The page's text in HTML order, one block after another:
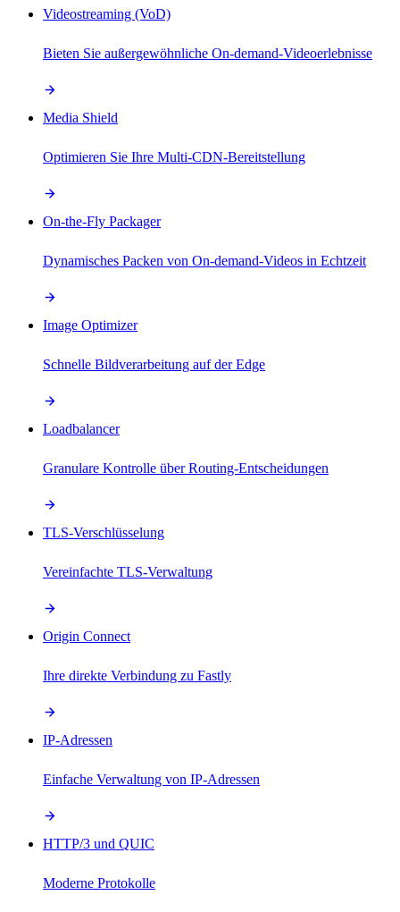
Videostreaming (VoD)
Bieten Sie außergewöhnliche On-demand-Videoerlebnisse
Media Shield
Optimieren Sie Ihre Multi-CDN-Bereitstellung
On-the-Fly Packager
Dynamisches Packen von On-demand-Videos in Echtzeit
Image Optimizer
Schnelle Bildverarbeitung auf der Edge
Loadbalancer
Granulare Kontrolle über Routing-Entscheidungen
TLS-Verschlüsselung
Vereinfachte TLS-Verwaltung
Origin Connect
Ihre direkte Verbindung zu Fastly
IP-Adressen
Einfache Verwaltung von IP-Adressen
HTTP/3 und QUIC
Moderne Protokolle